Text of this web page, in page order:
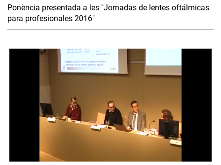
Ponència presentada a les "Jornadas de lentes oftálmicas
para profesionales 2016"